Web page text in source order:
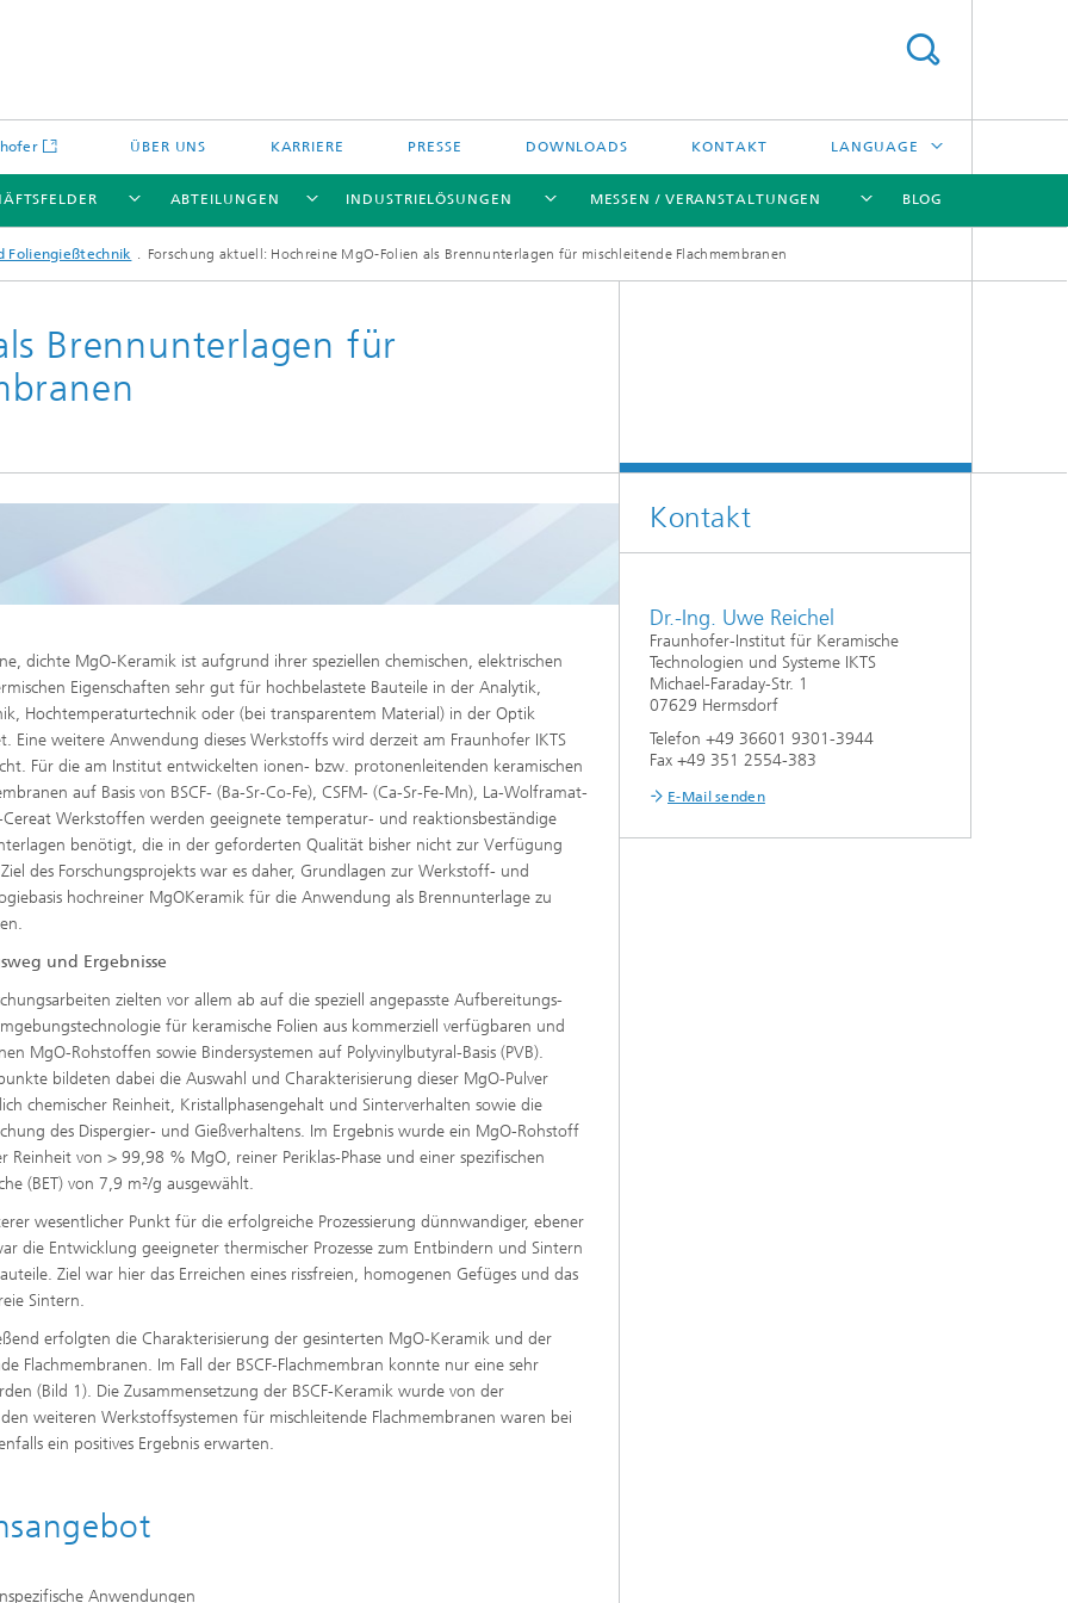
ÜBER UNS KARRIERE PRESSE DOWNLOADS KONTAKT LANGUAGE
ENGLISH
ABTEILUNGEN
und
Energiespeicher Verfahren und Bauteile
Katalyse
Technologieökonomik und
Nachhaltigkeitsanalyse
INDUSTRIELÖSUNGEN MESSEN / VERANSTALTUNGEN BLOG
Foliengießtechnik Forschung aktuell: Hochreine MgO-Folien als Brennunterlagen für mischleitende Flachmembranen
Brennunterlagen für
dichte MgO-Keramik ist aufgrund ihrer speziellen chemischen, elektrischen
Eigenschaften sehr gut für hochbelastete Bauteile in der Analytik,
Hochtemperaturtechnik oder (bei transparentem Material) in der Optik
Eine weitere Anwendung dieses Werkstoffs wird derzeit am Fraunhofer IKTS
Für die am Institut entwickelten ionen- bzw. protonenleitenden keramischen
auf Basis von BSCF- (Ba-Sr-Co-Fe), CSFM- (Ca-Sr-Fe-Mn), La-Wolframat-
Cereat Werkstoffen werden geeignete temperatur- und reaktionsbeständige
benötigt, die in der geforderten Qualität bisher nicht zur Verfügung
des Forschungsprojekts war es daher, Grundlagen zur Werkstoff- und
hochreiner MgOKeramik für die Anwendung als Brennunterlage zu
und Ergebnisse
zielten vor allem ab auf die speziell angepasste Aufbereitungs-
für keramische Folien aus kommerziell verfügbaren und
MgO-Rohstoffen sowie Bindersystemen auf Polyvinylbutyral-Basis (PVB).
bildeten dabei die Auswahl und Charakterisierung dieser MgO-Pulver
chemischer Reinheit, Kristallphasengehalt und Sinterverhalten sowie die
des Dispergier- und Gießverhaltens. Im Ergebnis wurde ein MgO-Rohstoff
Reinheit von > 99,98 % MgO, reiner Periklas-Phase und einer spezifischen
(BET) von 7,9 m²/g ausgewählt.
wesentlicher Punkt für die erfolgreiche Prozessierung dünnwandiger, ebener
die Entwicklung geeigneter thermischer Prozesse zum Entbindern und Sintern
Ziel war hier das Erreichen eines rissfreien, homogenen Gefüges und das
Sintern.
erfolgten die Charakterisierung der gesinterten MgO-Keramik und der
Flachmembranen. Im Fall der BSCF-Flachmembran konnte nur eine sehr
(Bild 1). Die Zusammensetzung der BSCF-Keramik wurde von der
weiteren Werkstoffsystemen für mischleitende Flachmembranen waren bei
ein positives Ergebnis erwarten.
Anwendungen
Kontakt
Dr.-Ing. Uwe Reichel
Fraunhofer-Institut für Keramische
Technologien und Systeme IKTS
Michael-Faraday-Str. 1
07629 Hermsdorf
Telefon +49 36601 9301-3944
Fax +49 351 2554-383
E-Mail senden